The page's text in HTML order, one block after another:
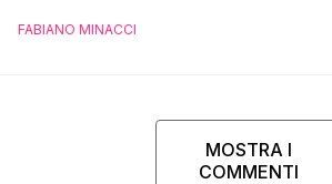
riconosciuto”
FABIANO MINACCI
MOSTRA I
COMMENTI